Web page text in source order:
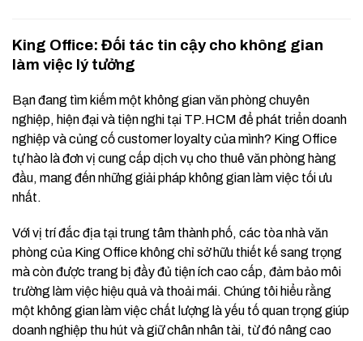
King Office: Đối tác tin cậy cho không gian
làm việc lý tưởng
Bạn đang tìm kiếm một không gian văn phòng chuyên
nghiệp, hiện đại và tiện nghi tại TP.HCM để phát triển doanh
nghiệp và củng cố customer loyalty của mình? King Office
tự hào là đơn vị cung cấp dịch vụ cho thuê văn phòng hàng
đầu, mang đến những giải pháp không gian làm việc tối ưu
nhất.
Với vị trí đắc địa tại trung tâm thành phố, các tòa nhà văn
phòng của King Office không chỉ sở hữu thiết kế sang trọng
mà còn được trang bị đầy đủ tiện ích cao cấp, đảm bảo môi
trường làm việc hiệu quả và thoải mái. Chúng tôi hiểu rằng
một không gian làm việc chất lượng là yếu tố quan trọng giúp
doanh nghiệp thu hút và giữ chân nhân tài, từ đó nâng cao